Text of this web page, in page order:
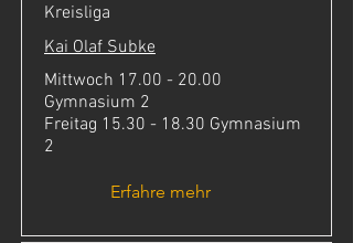
Kreisliga
Kai Olaf Subke
Mittwoch 17.00 - 20.00
Gymnasium 2
Freitag 15.30 - 18.30 Gymnasium
2
Erfahre mehr